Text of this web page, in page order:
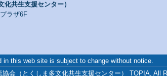
共生支援センター）
ラザ6F
in this web site is subject to change without notice.
会（とくしま多文化共生支援センター） TOPIA, All